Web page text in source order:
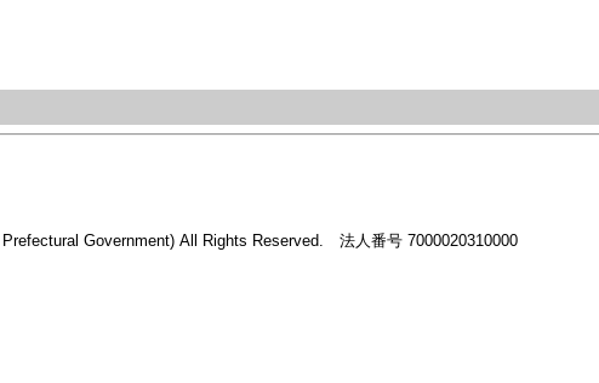
Government) All Rights Reserved. 法人番号 7000020310000